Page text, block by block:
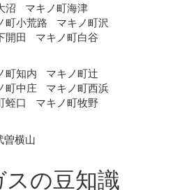
沼
マキノ町海津
町小荒路
マキノ町沢
開田
マキノ町白谷
町知内
マキノ町辻
町中庄
マキノ町西浜
蛭口
マキノ町牧野
曽横山
の豆知識